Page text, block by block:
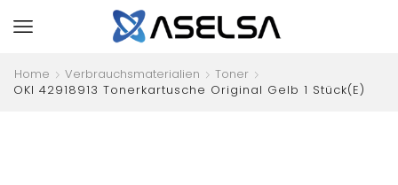
Home Verbrauchsmaterialien
Toner
OKI 42918913 Tonerkartusche Original Gelb 1 Stück(e)